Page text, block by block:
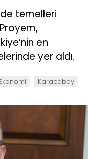
temelleri
en
yer aldı.
Karacabey